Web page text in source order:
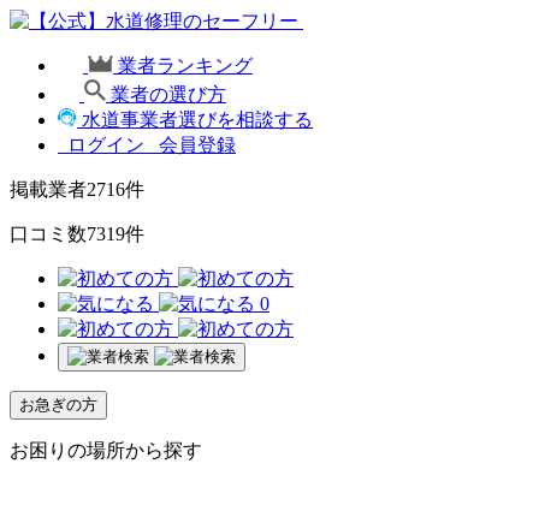
業者ランキング
業者の選び方
水道事業者選びを相談する
ログイン
会員登録
掲載業者2716件
口コミ数7319件
0
お急ぎの方
お困りの場所から探す